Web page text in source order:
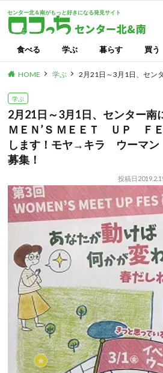
センター北＆南がもっと好きになる発見サイト
食べる 学ぶ 暮らす 買う
HOME 学ぶ 2月21日～3月1日、セ
学ぶ
2月21日～3月1日、センター南
ＭＥＮ’Ｓ ＭＥＥＴ ＵＰ Ｆ
します！モヤ→キラ ウーマ
募集！
投稿日